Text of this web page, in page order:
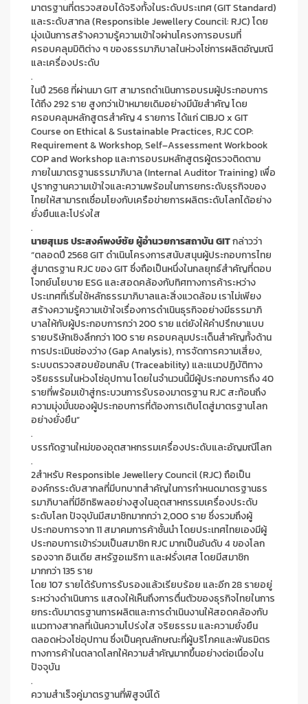
มาตรฐานที่ตรวจสอบได้จริงทั้งในระดับประเทศ (GIT Standard)
และระดับสากล (Responsible Jewellery Council: RJC) โดย
มุ่งเน้นการสร้างความรู้ความเข้าใจผ่านโครงการอบรมที่
ครอบคลุมมิติต่าง ๆ ของธรรมาภิบาลในห่วงโซ่การผลิตอัญมณี
และเครื่องประดับ
.
ในปี 2568 ที่ผ่านมา GIT สามารถดำเนินการอบรมผู้ประกอบการ
ได้ถึง 292 ราย สูงกว่าเป้าหมายเดิมอย่างมีนัยสำคัญ โดย
ครอบคลุมหลักสูตรสำคัญ 4 รายการ ได้แก่ CIBJO x GIT
Course on Ethical & Sustainable Practices, RJC COP:
Requirement & Workshop, Self–Assessment Workbook
COP and Workshop และการอบรมหลักสูตรผู้ตรวจติดตาม
ภายในมาตรฐานธรรมาภิบาล (Internal Auditor Training) เพื่อ
ปูรากฐานความเข้าใจและความพร้อมในการยกระดับธุรกิจของ
ไทยให้สามารถเชื่อมโยงกับเครือข่ายการผลิตระดับโลกได้อย่าง
ยั่งยืนและโปร่งใส
.
นายสุเมธ ประสงค์พงษ์ชัย ผู้อำนวยการสถาบัน GITกล่าวว่า
“ตลอดปี 2568 GIT ดำเนินโครงการสนับสนุนผู้ประกอบการไทย
สู่มาตรฐาน RJC ของ GIT ซึ่งถือเป็นหนึ่งในกลยุทธ์สำคัญที่ตอบ
โจทย์นโยบาย ESG และสอดคล้องกับทิศทางการค้าระหว่าง
ประเทศที่เริ่มใช้หลักธรรมาภิบาลและสิ่งแวดล้อม เราไม่เพียง
สร้างความรู้ความเข้าใจเรื่องการดำเนินธุรกิจอย่างมีธรรมาภิ
บาลให้กับผู้ประกอบการกว่า 200 ราย แต่ยังให้คำปรึกษาแบบ
รายบริษัทเชิงลึกกว่า 100 ราย ครอบคลุมประเด็นสำคัญทั้งด้าน
การประเมินช่องว่าง (Gap Analysis), การจัดการความเสี่ยง,
ระบบตรวจสอบย้อนกลับ (Traceability) และแนวปฏิบัติทาง
จริยธรรมในห่วงโซ่อุปทาน โดยในจำนวนนี้มีผู้ประกอบการถึง 40
รายที่พร้อมเข้าสู่กระบวนการรับรองมาตรฐาน RJC สะท้อนถึง
ความมุ่งมั่นของผู้ประกอบการที่ต้องการเติบโตสู่มาตรฐานโลก
อย่างยั่งยืน”
.
บรรทัดฐานใหม่ของอุตสาหกรรมเครื่องประดับและอัญมณีโลก
.
2สำหรับ Responsible Jewellery Council (RJC) ถือเป็น
องค์กรระดับสากลที่มีบทบาทสำคัญในการกำหนดมาตรฐานธร
รมาภิบาลที่มีอิทธิพลอย่างสูงในอุตสาหกรรมเครื่องประดับ
ระดับโลก ปัจจุบันมีสมาชิกมากกว่า 2,000 ราย ซึ่งรวมถึงผู้
ประกอบการจาก 11 สมาคมการค้าชั้นนำ โดยประเทศไทยเองมีผู้
ประกอบการเข้าร่วมเป็นสมาชิก RJC มากเป็นอันดับ 4 ของโลก
รองจาก อินเดีย สหรัฐอเมริกา และฝรั่งเศส โดยมีสมาชิก
มากกว่า 135 ราย
โดย 107 รายได้รับการรับรองแล้วเรียบร้อย และอีก 28 รายอยู่
ระหว่างดำเนินการ แสดงให้เห็นถึงการตื่นตัวของธุรกิจไทยในการ
ยกระดับมาตรฐานการผลิตและการดำเนินงานให้สอดคล้องกับ
แนวทางสากลที่เน้นความโปร่งใส จริยธรรม และความยั่งยืน
ตลอดห่วงโซ่อุปทาน ซึ่งเป็นคุณลักษณะที่ผู้บริโภคและพันธมิตร
ทางการค้าในตลาดโลกให้ความสำคัญมากขึ้นอย่างต่อเนื่องใน
ปัจจุบัน
.
ความสำเร็จคู่มาตรฐานที่พิสูจน์ได้